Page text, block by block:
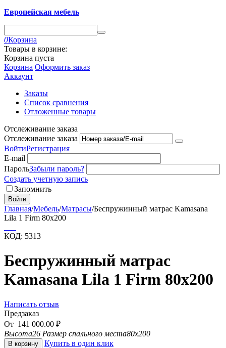
Европейская мебель
0Корзина
Товары в корзине:
Корзина пуста
Корзина Оформить заказ
Аккаунт
Заказы
Список сравнения
Отложенные товары
Отслеживание заказа
Отслеживание заказа
ВойтиРегистрация
E-mail
ПарольЗабыли пароль?
Создать учетную запись
Запомнить
Войти
Главная/Мебель/Матрасы/Беспружинный матрас Kamasana
Lila 1 Firm 80х200
КОД: 5313
Беспружинный матрас
Kamasana Lila 1 Firm 80х200
Написать отзыв
Предзаказ
От 141 000.00 ₽
Высота26 Размер спального места80x200
В корзину
Купить в один клик